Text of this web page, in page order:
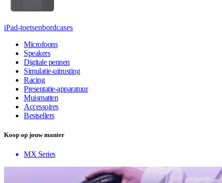
iPad-toetsenbordcases
Microfoons
Speakers
Digitale pennen
Simulatie-uitrusting
Racing
Presentatie-apparatuur
Muismatten
Accessoires
Bestsellers
Koop op jouw manier
MX Series